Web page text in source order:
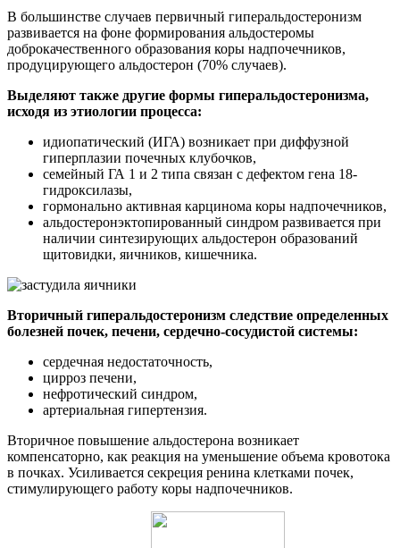
В большинстве случаев первичный гиперальдостеронизм
развивается на фоне формирования альдостеромы
доброкачественного образования коры надпочечников,
продуцирующего альдостерон (70% случаев).
Выделяют также другие формы гиперальдостеронизма,
исходя из этиологии процесса:
идиопатический (ИГА) возникает при диффузной
гиперплазии почечных клубочков,
семейный ГА 1 и 2 типа связан с дефектом гена 18-
гидроксилазы,
гормонально активная карцинома коры надпочечников,
альдостеронэктопированный синдром развивается при
наличии синтезирующих альдостерон образований
щитовидки, яичников, кишечника.
Вторичный гиперальдостеронизм следствие определенных
болезней почек, печени, сердечно-сосудистой системы:
сердечная недостаточность,
цирроз печени,
нефротический синдром,
артериальная гипертензия.
Вторичное повышение альдостерона возникает
компенсаторно, как реакция на уменьшение объема кровотока
в почках. Усиливается секреция ренина клетками почек,
стимулирующего работу коры надпочечников.